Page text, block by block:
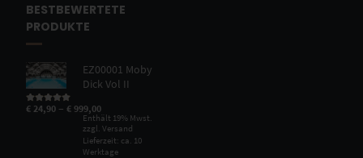
BESTBEWERTETE
PRODUKTE
EZ00001 Moby
Dick Vol II
Bewertet mit
von 5
€ 24,90 –€ 999,00
Enthält 19% Mwst.
zzgl.Versand
Lieferzeit: ca. 10
Werktage